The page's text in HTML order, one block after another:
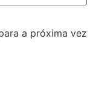
a próxima vez